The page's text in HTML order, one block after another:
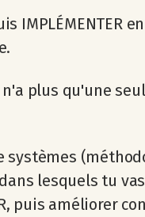
IMPLÉMENTER
n'a plus qu'une
systèmes
lesquels tu vas
puis améliorer